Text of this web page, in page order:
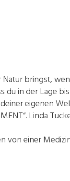
bringst,
du in der Lage
eigenen
Linda
von einer